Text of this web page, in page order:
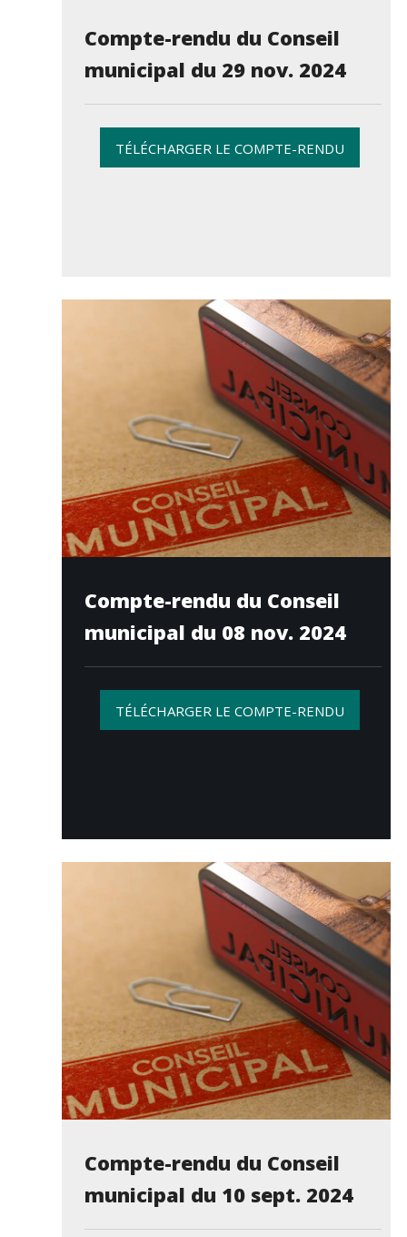
Compte-rendu du Conseil
municipal du 29 nov. 2024
TÉLÉCHARGER LE COMPTE-RENDU
Compte-rendu du Conseil
municipal du 08 nov. 2024
TÉLÉCHARGER LE COMPTE-RENDU
Compte-rendu du Conseil
municipal du 10 sept. 2024